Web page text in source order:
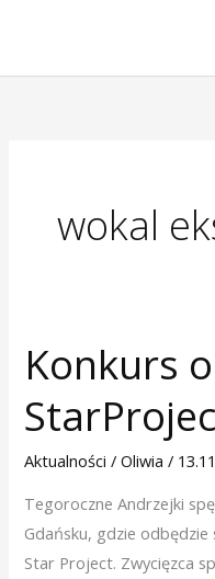
treści
wokal
Konkurs
Aktualności /Oliwia/
Tegoroczne Andrzejki
Gdańsku, gdzie
Star Project. Zwycięzca
Konkurs
o
Puchar